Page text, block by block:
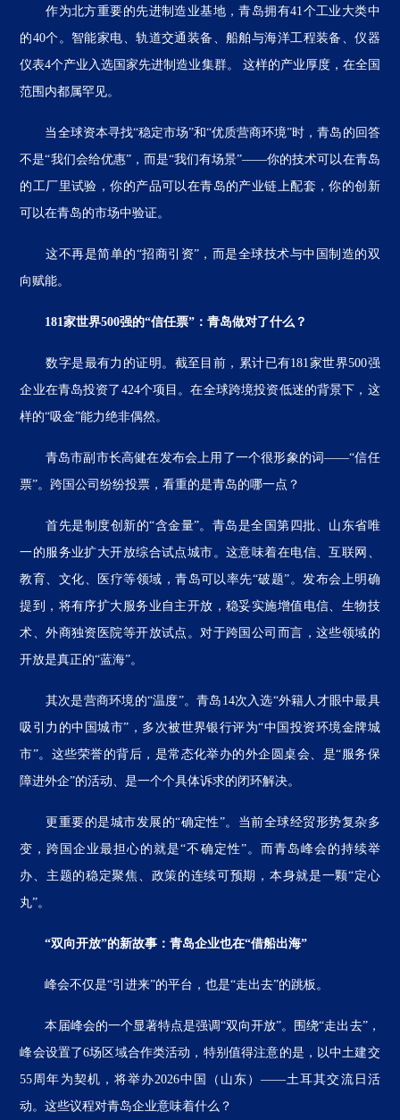
作为北方重要的先进制造业基地，青岛拥有41个工业大类中
的40个。智能家电、轨道交通装备、船舶与海洋工程装备、仪器
仪表4个产业入选国家先进制造业集群。 这样的产业厚度，在全国
范围内都属罕见。
当全球资本寻找“稳定市场”和“优质营商环境”时，青岛的回答
不是“我们会给优惠”，而是“我们有场景”——你的技术可以在青岛
的工厂里试验，你的产品可以在青岛的产业链上配套，你的创新
可以在青岛的市场中验证。
这不再是简单的“招商引资”，而是全球技术与中国制造的双
向赋能。
181家世界500强的“信任票”：青岛做对了什么？
数字是最有力的证明。截至目前，累计已有181家世界500强
企业在青岛投资了424个项目。在全球跨境投资低迷的背景下，这
样的“吸金”能力绝非偶然。
青岛市副市长高健在发布会上用了一个很形象的词——“信任
票”。跨国公司纷纷投票，看重的是青岛的哪一点？
首先是制度创新的“含金量”。青岛是全国第四批、山东省唯
一的服务业扩大开放综合试点城市。这意味着在电信、互联网、
教育、文化、医疗等领域，青岛可以率先“破题”。发布会上明确
提到，将有序扩大服务业自主开放，稳妥实施增值电信、生物技
术、外商独资医院等开放试点。对于跨国公司而言，这些领域的
开放是真正的“蓝海”。
其次是营商环境的“温度”。青岛14次入选“外籍人才眼中最具
吸引力的中国城市”，多次被世界银行评为“中国投资环境金牌城
市”。这些荣誉的背后，是常态化举办的外企圆桌会、是“服务保
障进外企”的活动、是一个个具体诉求的闭环解决。
更重要的是城市发展的“确定性”。当前全球经贸形势复杂多
变，跨国企业最担心的就是“不确定性”。而青岛峰会的持续举
办、主题的稳定聚焦、政策的连续可预期，本身就是一颗“定心
丸”。
“双向开放”的新故事：青岛企业也在“借船出海”
峰会不仅是“引进来”的平台，也是“走出去”的跳板。
本届峰会的一个显著特点是强调“双向开放”。围绕“走出去”，
峰会设置了6场区域合作类活动，特别值得注意的是，以中土建交
55周年为契机，将举办2026中国（山东）——土耳其交流日活
动。这些议程对青岛企业意味着什么？